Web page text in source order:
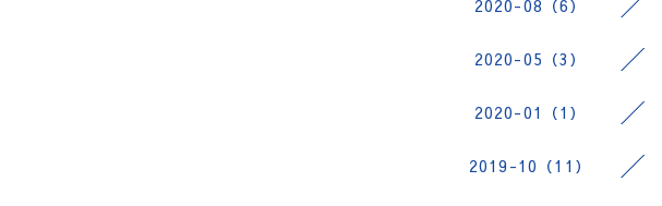
2020-08（6）
2020-05（3）
2020-01（1）
2019-10（11）